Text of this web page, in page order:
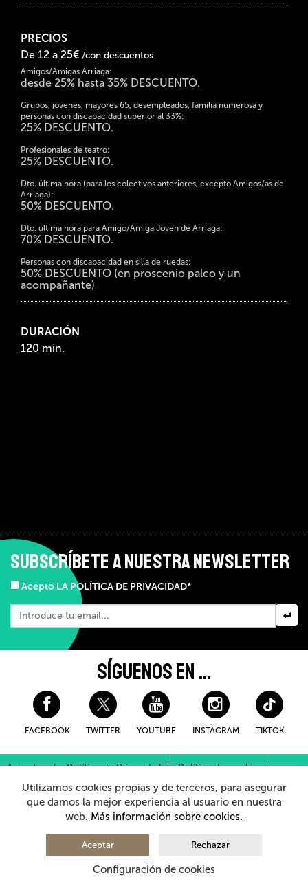
PRECIOS
De 12 a 25€ /con descuentos
Amigos/Amigas Arriaga:
desde 25% hasta 35% DESCUENTO.
Grupos, jóvenes, mayores 65, desempleados, familia numerosa y
personas con discapacidad superior al 33%:
25% DESCUENTO.
Profesionales de teatro:
25% DESCUENTO.
Dto. última hora (para los colectivos anteriores, excepto Amigos/as de
Arriaga):
50% DESCUENTO.
Dto. última hora para Amigo/Amiga Joven de Arriaga:
70% DESCUENTO.
Personas con discapacidad en silla de ruedas:
50% DESCUENTO (en proscenio palco y un
acompañante)
DURACIÓN
120 min.
SUBSCRÍBETE A NUESTRA NEWSLETTER
Acepto LA POLÍTICA DE PRIVACIDAD*
SÍGUENOS EN ...
FACEBOOK TWITTER YOUTUBE INSTAGRAM TIKTOK
Aviso Legal y Política de Privacidad
Política de cookies
Condiciones Generales de Compra
Sistema Interno de Información
© 2026 - Teatro Arriaga AntzokiaTodos los derechos reservados
Utilizamos cookies propias y de terceros, para asegurar
que damos la mejor experiencia al usuario en nuestra
web. Más información sobre cookies.
Aceptar Rechazar
Configuración de cookies